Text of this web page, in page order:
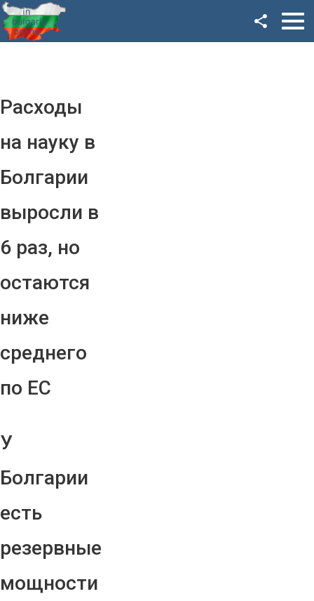
Расходы
на науку в
Болгарии
выросли в
6 раз, но
остаются
ниже
среднего
по ЕС
У
Болгарии
есть
резервные
мощности